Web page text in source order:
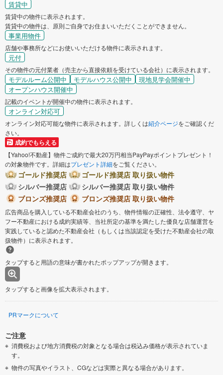
賃貸中
賃貸中の物件に表示されます。
賃貸中の物件は、原則ご自身でお住まいいただくことができません。
事業用物件
店舗や事務所などにお使いいただける物件に表示されます。
元付
その物件の元付業者（売主から直接依頼を受けている会社）に表示されます。
モデルルーム公開中 モデルハウス公開中
現地見学会開催中
オープンハウス開催中
記載のイベントが開催中の物件に表示されます。
オンライン対応可
オンライン対応可能な物件に表示されます。詳しくは紹介ページをご確認くだ
さい。
成約でもらえる
【Yahoo!不動産】物件ご成約で最大20万円相当PayPayポイントプレゼント！
の対象物件です。詳細はプレゼント詳細をご覧ください。
ゴールド推奨店
ゴールド推奨店 取り扱い物件
シルバー推奨店
シルバー推奨店 取り扱い物件
ブロンズ推奨店
ブロンズ推奨店 取り扱い物件
広告商品を購入している不動産会社のうち、物件情報の正確性、法令遵守、ヤ
フー不動産における成約実績等、当社所定の基準を満たした優良な店舗運営を
実践していると認めた不動産会社（もしくは当該認定を受けた不動産会社の取
扱物件）に表示されます。
タップすると用語の意味が書かれたポップアップが開きます。
タップすると画像を拡大表示されます。
PRマークについて
ご注意
消費税および地方消費税の対象となる場合は税込み価格が表示されていま
す。
物件の写真やイラスト、CGなどは実際と異なる場合があります。